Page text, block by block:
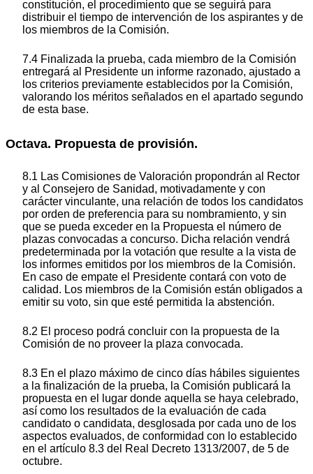
constitución, el procedimiento que se seguirá para
distribuir el tiempo de intervención de los aspirantes y de
los miembros de la Comisión.
7.4 Finalizada la prueba, cada miembro de la Comisión
entregará al Presidente un informe razonado, ajustado a
los criterios previamente establecidos por la Comisión,
valorando los méritos señalados en el apartado segundo
de esta base.
Octava. Propuesta de provisión.
8.1 Las Comisiones de Valoración propondrán al Rector
y al Consejero de Sanidad, motivadamente y con
carácter vinculante, una relación de todos los candidatos
por orden de preferencia para su nombramiento, y sin
que se pueda exceder en la Propuesta el número de
plazas convocadas a concurso. Dicha relación vendrá
predeterminada por la votación que resulte a la vista de
los informes emitidos por los miembros de la Comisión.
En caso de empate el Presidente contará con voto de
calidad. Los miembros de la Comisión están obligados a
emitir su voto, sin que esté permitida la abstención.
8.2 El proceso podrá concluir con la propuesta de la
Comisión de no proveer la plaza convocada.
8.3 En el plazo máximo de cinco días hábiles siguientes
a la finalización de la prueba, la Comisión publicará la
propuesta en el lugar donde aquella se haya celebrado,
así como los resultados de la evaluación de cada
candidato o candidata, desglosada por cada uno de los
aspectos evaluados, de conformidad con lo establecido
en el artículo 8.3 del Real Decreto 1313/2007, de 5 de
octubre.